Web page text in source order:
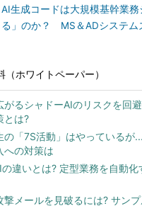
AI生成コードは大規模基幹業務
る」のか？ MS＆ADシステム
（ホワイトペーパー）
がるシャドーAIのリスクを回
とは?
の「7S活動」はやっているが
への対策は
の違いとは? 定型業務を自動
撃メールを見破るには? サン